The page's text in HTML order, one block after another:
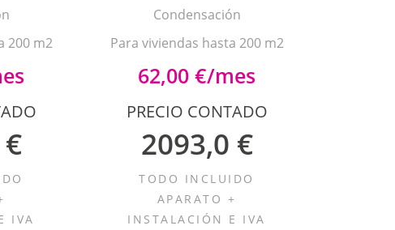
200 m2
IVA
Condensación
Para viviendas hasta 200 m2
62,00 €/mes
PRECIO CONTADO
2093,0 €
TODO INCLUIDO
APARATO +
INSTALACIÓN E IVA